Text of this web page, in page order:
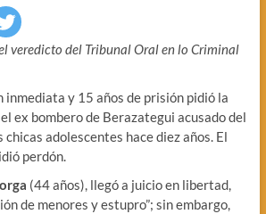
veredicto del Tribunal Oral en lo Criminal
inmediata y 15 años de prisión pidió la
ex bombero de Berazategui acusado del
adolescentes hace diez años. El
perdón.
(44 años), llegó a juicio en libertad,
de menores y estupro”; sin embargo,